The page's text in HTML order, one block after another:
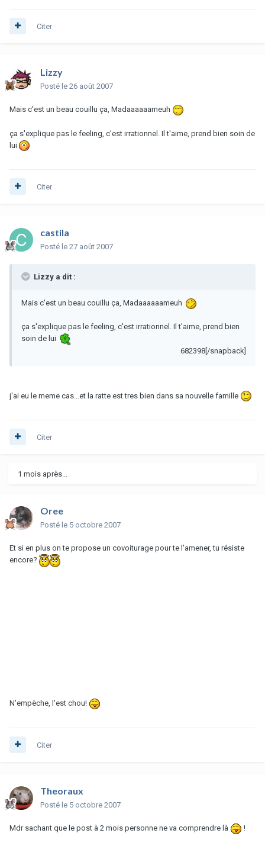
Citer
Lizzy
Posté le 26 août 2007
Mais c'est un beau couillu ça, Madaaaaaameuh
ça s'explique pas le feeling, c'est irrationnel. Il t'aime, prend bien soin de
lui
Citer
castila
Posté le 27 août 2007
Lizzy a dit :
Mais c'est un beau couillu ça, Madaaaaaameuh
ça s'explique pas le feeling, c'est irrationnel. Il t'aime, prend bien
soin de lui
682398[/snapback]
j'ai eu le meme cas...et la ratte est tres bien dans sa nouvelle famille
Citer
1 mois après...
Oree
Posté le 5 octobre 2007
Et si en plus on te propose un covoiturage pour te l'amener, tu résiste
encore?
N'empèche, l'est chou!
Citer
Theoraux
Posté le 5 octobre 2007
Mdr sachant que le post à 2 mois personne ne va comprendre là !